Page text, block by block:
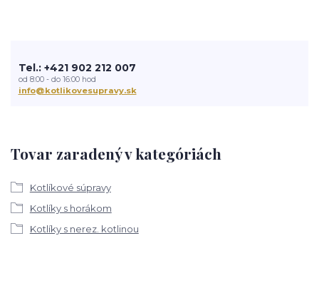
Tovar zaradený v kategóriách
Kotlíkové súpravy
Kotlíky s horákom
Kotlíky s nerez. kotlinou
Tel.: +421 902 212 007
od 8:00 - do 16:00 hod
info@kotlikovesupravy.sk